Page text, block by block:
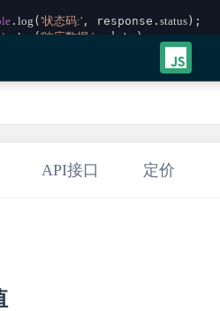
. log ( '状态码:' , response. status );
log ( '响应数据:' , data);
{
API接口 定价